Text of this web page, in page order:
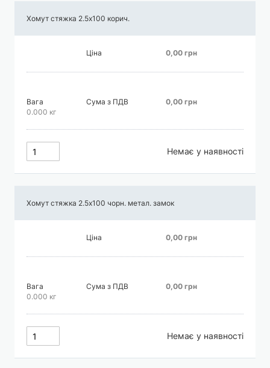
Хомут стяжка 2.5х100 корич.
Ціна 0,00 грн
Вага
0.000 кг
Сума з ПДВ 0,00 грн
Немає у наявності
Хомут стяжка 2.5х100 чорн. метал. замок
Ціна 0,00 грн
Вага
0.000 кг
Сума з ПДВ 0,00 грн
Немає у наявності